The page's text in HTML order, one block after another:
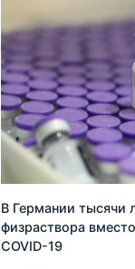
В Германии тысячи
физраствора
COVID-19